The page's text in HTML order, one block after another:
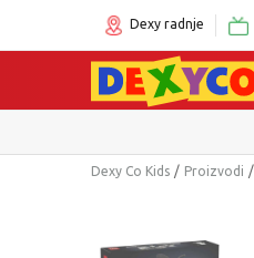
Dexy radnje
Dexy Co Kids Proizvodi